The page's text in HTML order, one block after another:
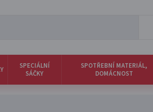
SPECIÁLNÍ
SÁČKY
SPOTŘEBNÍ MATERIÁL,
DOMÁCNOST